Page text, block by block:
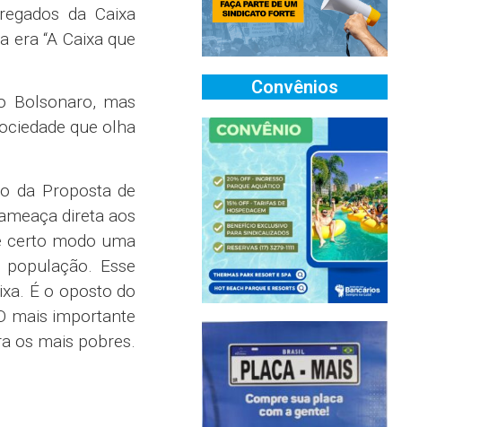
da Caixa
“A Caixa que
Bolsonaro, mas
que olha
da Proposta de
direta aos
certo modo uma
Esse
É o oposto do
mais importante
os mais pobres.
Convênios